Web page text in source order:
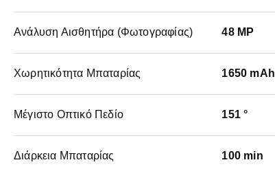
Ανάλυση Αισθητήρα (Φωτογραφίας) 48 MP
Χωρητικότητα Μπαταρίας 1650 mAh
Μέγιστο Οπτικό Πεδίο 151 °
Διάρκεια Μπαταρίας 100 min